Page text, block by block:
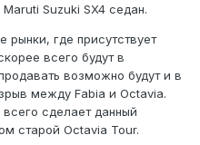
Suzuki SX4 седан.
рынки, где присутствует
всего будут в
возможно будут и в
между Fabia и Octavia.
сделает данный
старой Octavia Tour.